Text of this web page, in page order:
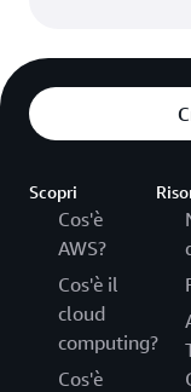
Scopri
Cos'è
AWS?
Cos'è il
cloud
computing?
Cos'è